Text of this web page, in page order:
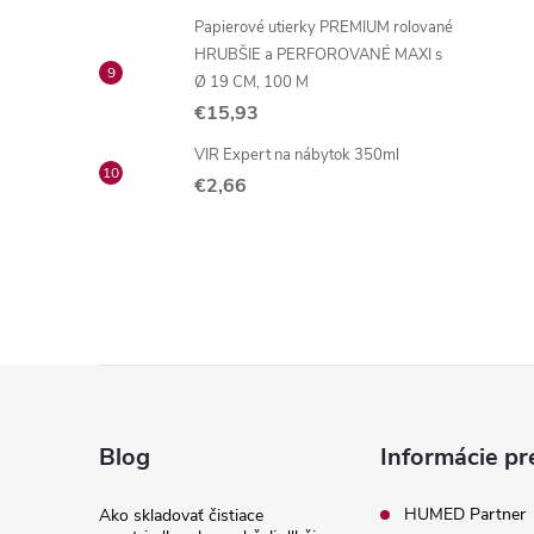
Papierové utierky PREMIUM rolované
HRUBŠIE a PERFOROVANÉ MAXI s
Ø 19 CM, 100 M
€15,93
VIR Expert na nábytok 350ml
€2,66
Blog
Ako skladovať čistiace
Informácie
HUMED Partner